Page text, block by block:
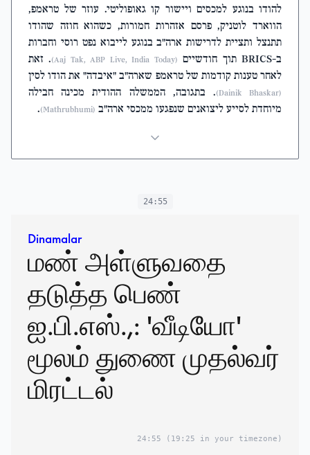
להודו בנוגע למכסים ויישור קו גאופוליטי. עוזר של טראמפ,
הווארד לוטניק, פרסם אזהרות חמורות, כשהוא חוזה שהודו
תתנצל ותציית לדרישות ארה"ב בנוגע לייבוא נפט רוסי וחברות
ב-BRICS תוך חודשיים
(Aaj Tak, ABP Live, India Today)
. זאת
לאחר טענות קודמות של טראמפ שארה"ב "איבדה" את הודו לסין
(Dainik Bhaskar)
. בתגובה, הממשלה ההודית מכינה חבילה
מיוחדת לסייע ליצואנים שנפגעו ממכסי ארה"ב (Mathrubhumi)
.
24:55
Dinamalar
மண் அள்ளுவதை
தடுத்த பெண்
ஐ.பி.எஸ்.,: 'வீடியோ'
மூலம் துணை முதல்வர்
மிரட்டல்
24:55 (19:25 in your timezone)